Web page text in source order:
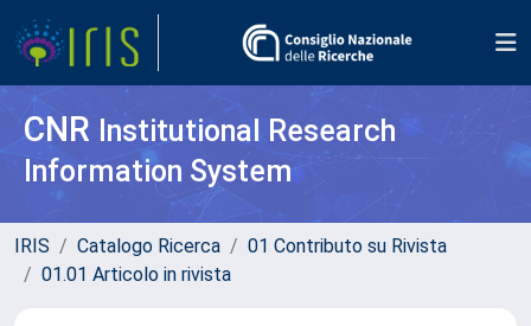
CNR Institutional Research
Information System
IRIS Catalogo Ricerca
01 Contributo su Rivista
01.01 Articolo in rivista